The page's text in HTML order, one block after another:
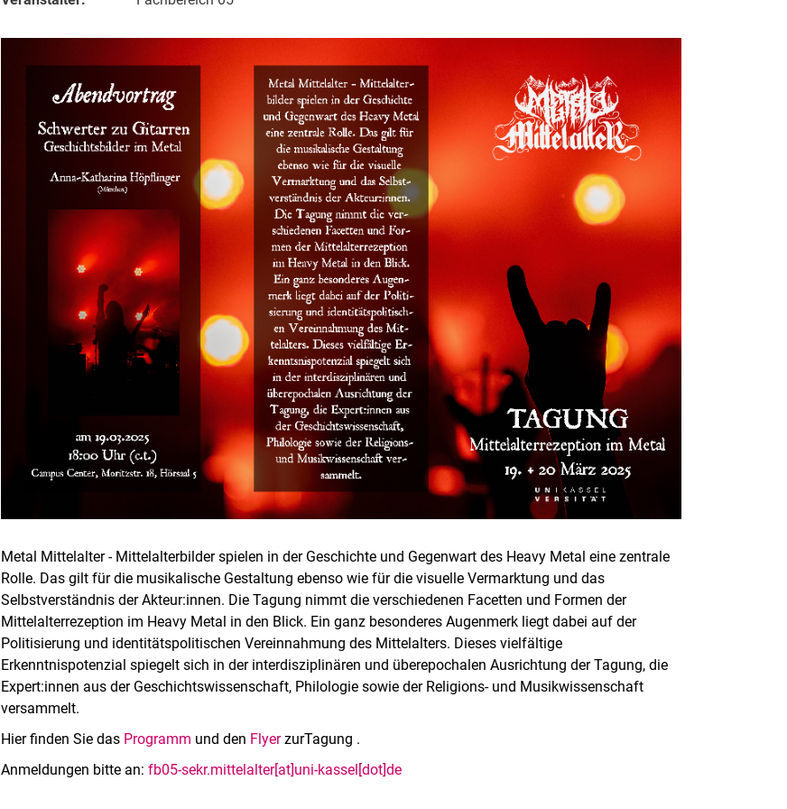
Metal Mittelalter - Mittelalterbilder spielen in der Geschichte und Gegenwart des Heavy Metal eine zentrale
Rolle. Das gilt für die musikalische Gestaltung ebenso wie für die visuelle Vermarktung und das
Selbstverständnis der Akteur:innen. Die Tagung nimmt die verschiedenen Facetten und Formen der
Mittelalterrezeption im Heavy Metal in den Blick. Ein ganz besonderes Augenmerk liegt dabei auf der
Politisierung und identitätspolitischen Vereinnahmung des Mittelalters. Dieses vielfältige
Erkenntnispotenzial spiegelt sich in der interdisziplinären und überepochalen Ausrichtung der Tagung, die
Expert:innen aus der Geschichtswissenschaft, Philologie sowie der Religions- und Musikwissenschaft
versammelt.
Hier finden Sie das Programm und den FlyerzurTagung .
Anmeldungen bitte an:fb05-sekr.mittelalter[at]uni-kassel[dot]de